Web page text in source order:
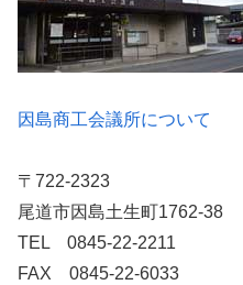
因島商工会議所について
〒722-2323
尾道市因島土生町1762-38
TEL 0845-22-2211
FAX 0845-22-6033